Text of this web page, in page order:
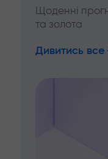
Щоденні
та золота
Дивитись все